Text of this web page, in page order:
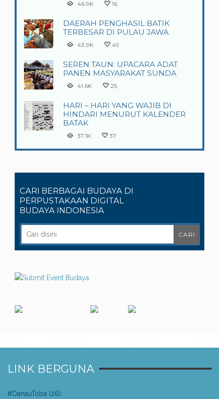
46.9K 16
DAERAH PENGHASIL BATIK
TERBESAR DI PULAU JAWA
43.9K 49
SEREN TAUN: UPACARA ADAT
PANEN MASYARAKAT SUNDA
41.6K 25
HARI – HARI YANG WAJIB DI
HINDARI MENURUT KALENDER
BATAK
37.1K 37
CARI BERBAGAI BUDAYA DI
PERPUSTAKAAN DIGITAL
BUDAYA INDONESIA
LINK BERGUNA
#DanauToba (26)